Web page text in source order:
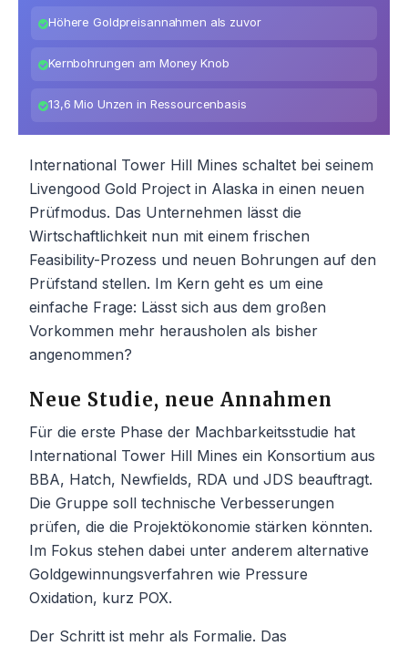
Höhere Goldpreisannahmen als zuvor
Kernbohrungen am Money Knob
13,6 Mio Unzen in Ressourcenbasis
International Tower Hill Mines schaltet bei seinem
Livengood Gold Project in Alaska in einen neuen
Prüfmodus. Das Unternehmen lässt die
Wirtschaftlichkeit nun mit einem frischen
Feasibility-Prozess und neuen Bohrungen auf den
Prüfstand stellen. Im Kern geht es um eine
einfache Frage: Lässt sich aus dem großen
Vorkommen mehr herausholen als bisher
angenommen?
Neue Studie, neue Annahmen
Für die erste Phase der Machbarkeitsstudie hat
International Tower Hill Mines ein Konsortium aus
BBA, Hatch, Newfields, RDA und JDS beauftragt.
Die Gruppe soll technische Verbesserungen
prüfen, die die Projektökonomie stärken könnten.
Im Fokus stehen dabei unter anderem alternative
Goldgewinnungsverfahren wie Pressure
Oxidation, kurz POX.
Der Schritt ist mehr als Formalie. Das